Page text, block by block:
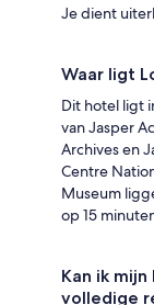
Je dient
Waar ligt
Dit hotel ligt
van Jasper
Archives en
Centre
Museum
op 15
Kan ik
volledige